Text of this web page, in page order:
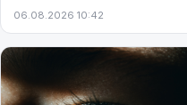
06.08.2026 10:42